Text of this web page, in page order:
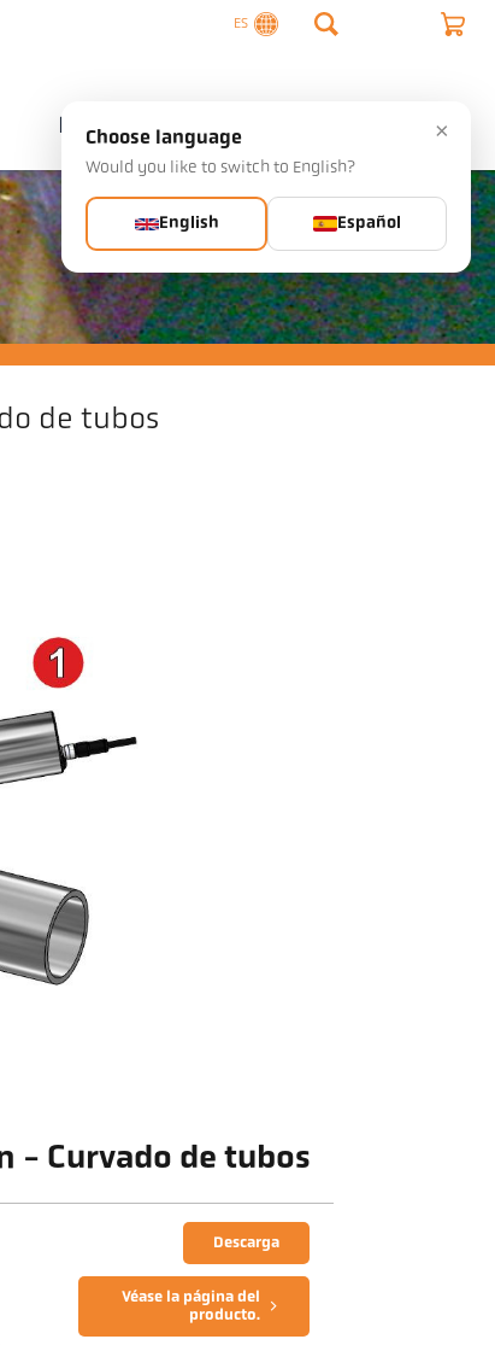
ES
Empresa Contactos
de tubos
- Curvado de tubos
Descarga
Véase la página del
producto.
×
Choose language
Would you like to switch to English?
English Español